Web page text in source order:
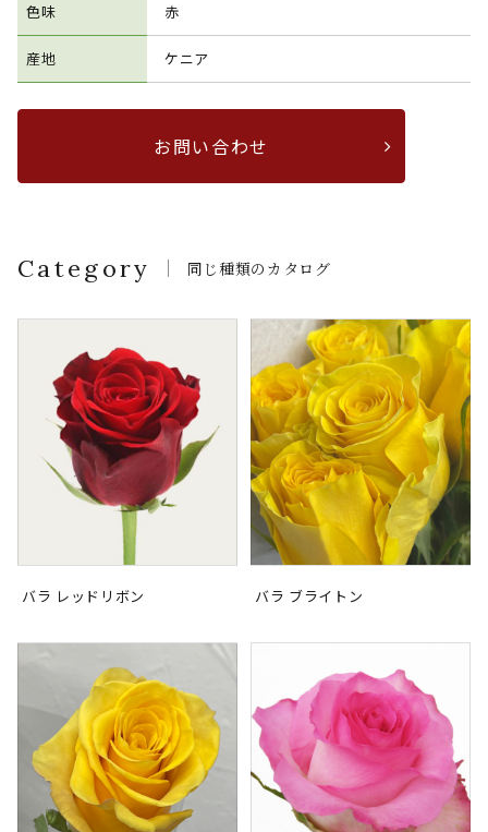
色味 赤
産地 ケニア
お問い合わせ
Category 同じ種類のカタログ
バラ レッドリボン バラ ブライトン